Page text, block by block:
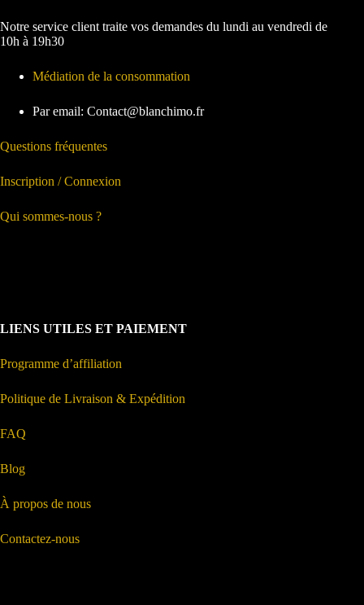
Notre service client traite vos demandes du lundi au vendredi de
10h à 19h30
Médiation de la consommation
Par email: Contact@blanchimo.fr
Questions fréquentes
Inscription / Connexion
Qui sommes-nous ?
LIENS UTILES ET PAIEMENT
Programme d’affiliation
Politique de Livraison & Expédition
FAQ
Blog
À propos de nous
Contactez-nous